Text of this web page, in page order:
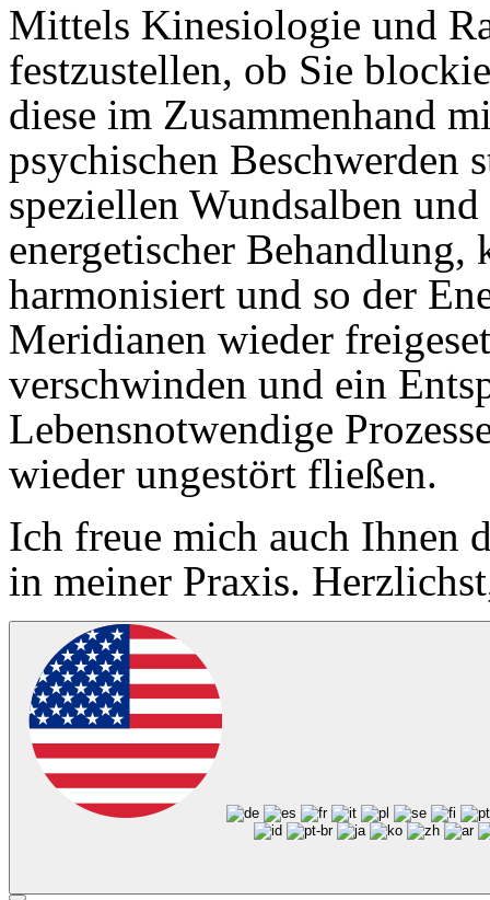
Mittels Kinesiologie und
festzustellen, ob Sie
diese im Zusammenhand
psychischen Beschwerden
speziellen Wundsalben
energetischer Behandlung,
harmonisiert und so der
Meridianen wieder
verschwinden und ein
Lebensnotwendige
wieder ungestört fließen.
Ich freue mich auch Ihnen
in meiner Praxis.